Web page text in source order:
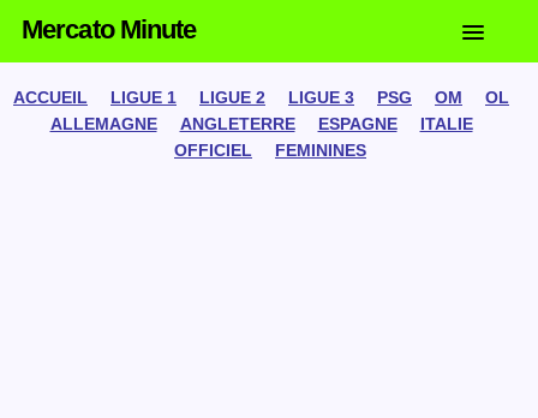
Mercato Minute
ACCUEIL LIGUE 1 LIGUE 2 LIGUE 3 PSG OM
OL
ALLEMAGNE
ANGLETERRE ESPAGNE
ITALIE
OFFICIEL
FEMININES